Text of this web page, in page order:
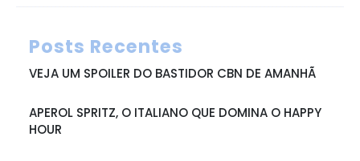
Posts Recentes
VEJA UM SPOILER DO BASTIDOR CBN DE AMANHÃ
APEROL SPRITZ, O ITALIANO QUE DOMINA O HAPPY
HOUR